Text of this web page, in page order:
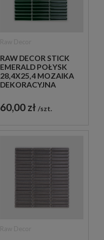
RAW DECOR STICK
EMERALD POŁYSK
28,4X25,4 MOZAIKA
DEKORACYJNA
60,00 zł szt.